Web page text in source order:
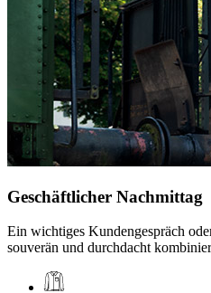
Geschäftlicher Nachmittag
Ein wichtiges Kundengespräch
souverän und durchdacht